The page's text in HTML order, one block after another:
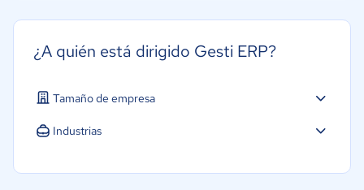
¿A quién está dirigido Gesti ERP?
Tamaño de empresa
Micro: 1 a 9 trabajadores
Industrias